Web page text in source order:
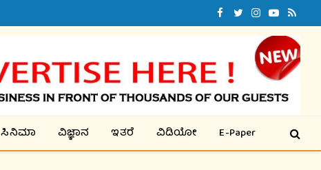
Facebook
TwitterInstagram
YouTube
RSS
ಸಿನಿಮಾ ವಿಜ್ಞಾನ ಇತರೆ ವಿಡಿಯೋ E-Paper